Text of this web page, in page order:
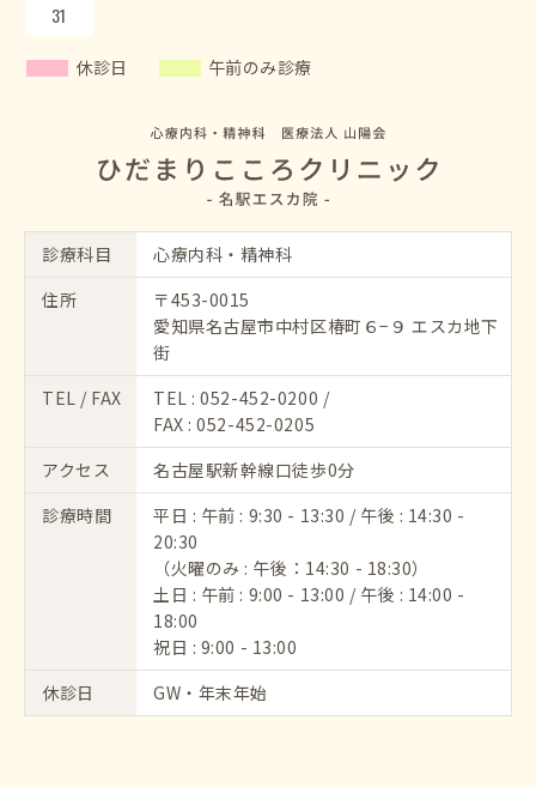
31
休診日 午前のみ診療
診療科目
心療内科・精神科
住所
〒453-0015
愛知県名古屋市中村区椿町６−９ エスカ地下
街
TEL / FAX
TEL :052-452-0200 /
FAX : 052-452-0205
アクセス
名古屋駅新幹線口徒歩0分
診療時間
平日 : 午前 : 9:30 - 13:30 / 午後 : 14:30 -
20:30
（火曜のみ : 午後：14:30 - 18:30）
土日 : 午前 : 9:00 - 13:00 / 午後 : 14:00 -
18:00
祝日 : 9:00 - 13:00
休診日
GW・年末年始